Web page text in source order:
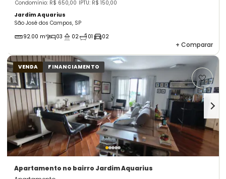
Condomínio: R$ 650,00 IPTU: R$ 150,00
Jardim Aquarius
São José dos Campos, SP
92.00 m²
03 02 01 02
+ Comparar
VENDA FINANCIAMENTO
Apartamento no bairro Jardim Aquarius